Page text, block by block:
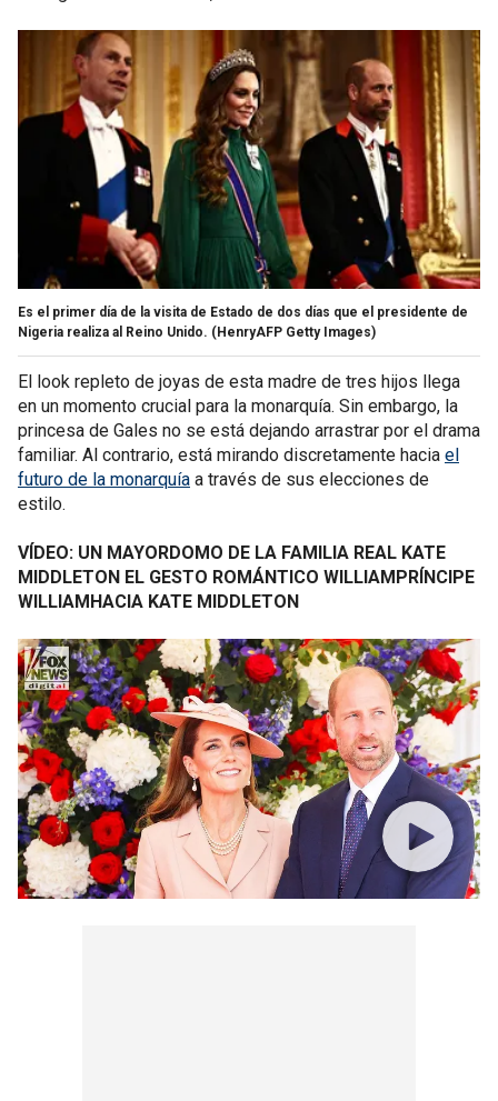
Es el primer día de la visita de Estado de dos días que el presidente de
Nigeria realiza al Reino Unido. (HenryAFP Getty Images)
El look repleto de joyas de esta madre de tres hijos llega
en un momento crucial para la monarquía. Sin embargo, la
princesa de Gales no se está dejando arrastrar por el drama
familiar. Al contrario, está mirando discretamente hacia el
futuro de la monarquía a través de sus elecciones de
estilo.
VÍDEO: UN MAYORDOMO DE LA FAMILIA REAL KATE
MIDDLETON EL GESTO ROMÁNTICO WILLIAMPRÍNCIPE
WILLIAMHACIA KATE MIDDLETON